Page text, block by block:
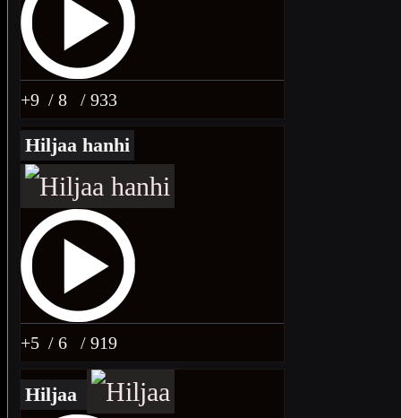
+9 / 8 / 933
Hiljaa hanhi
+5 / 6 / 919
Hiljaa